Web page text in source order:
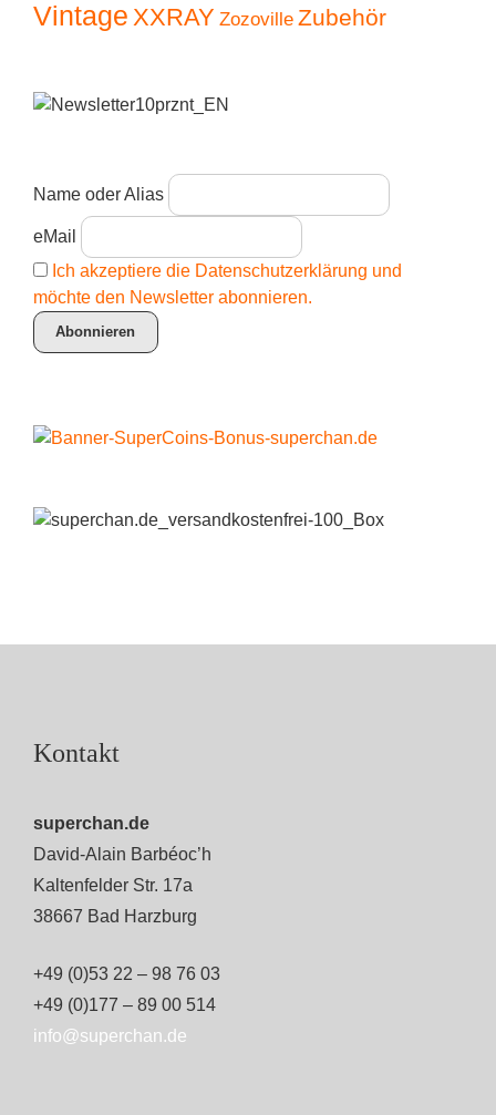
Vintage XXRAY Zozoville Zubehör
Name oder Alias
eMail
Ich akzeptiere die Datenschutzerklärung und
möchte den Newsletter abonnieren.
Kontakt
superchan.de
David-Alain Barbéoc’h
Kaltenfelder Str. 17a
38667 Bad Harzburg
+49 (0)53 22 – 98 76 03
+49 (0)177 – 89 00 514
info@superchan.de